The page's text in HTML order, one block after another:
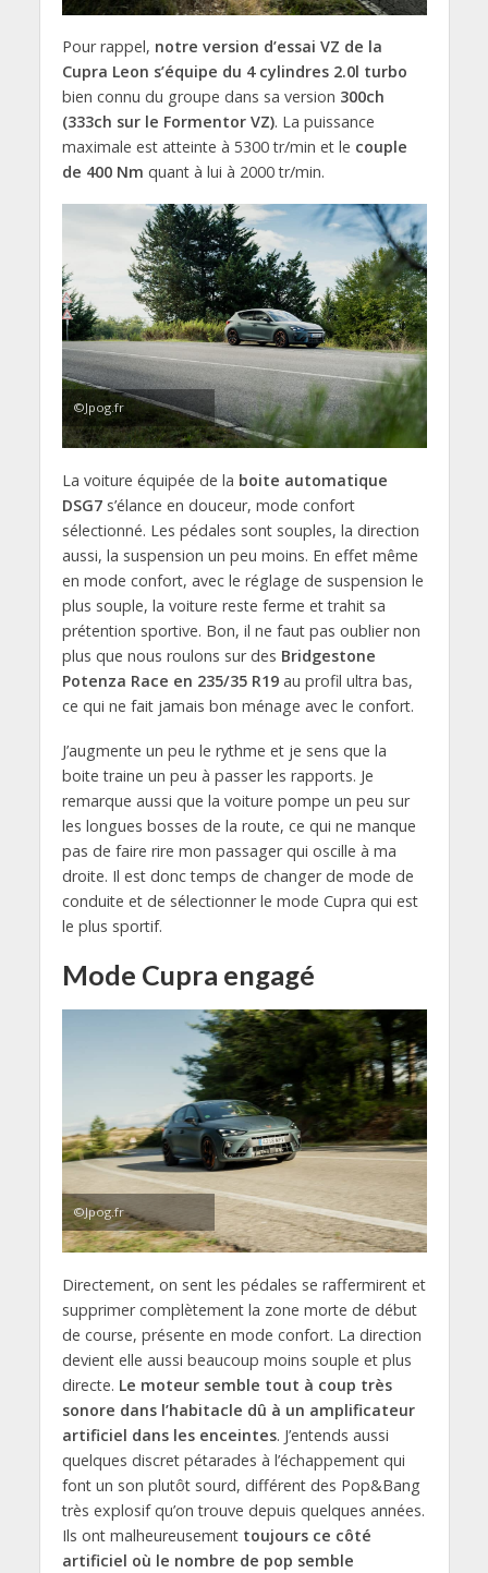
Pour rappel, notre version d’essai VZ de la
Cupra Leon s’équipe du 4 cylindres 2.0l turbo
bien connu du groupe dans sa version 300ch
(333ch sur le Formentor VZ). La puissance
maximale est atteinte à 5300 tr/min et le couple
de 400 Nm quant à lui à 2000 tr/min.
©Jpog.fr
La voiture équipée de la boite automatique
DSG7s’élance en douceur, mode confort
sélectionné. Les pédales sont souples, la direction
aussi, la suspension un peu moins. En effet même
en mode confort, avec le réglage de suspension le
plus souple, la voiture reste ferme et trahit sa
prétention sportive. Bon, il ne faut pas oublier non
plus que nous roulons sur des Bridgestone
Potenza Race en 235/35 R19au profil ultra bas,
ce qui ne fait jamais bon ménage avec le confort.
J’augmente un peu le rythme et je sens que la
boite traine un peu à passer les rapports. Je
remarque aussi que la voiture pompe un peu sur
les longues bosses de la route, ce qui ne manque
pas de faire rire mon passager qui oscille à ma
droite. Il est donc temps de changer de mode de
conduite et de sélectionner le mode Cupra qui est
le plus sportif.
Mode Cupra engagé
©Jpog.fr
Directement, on sent les pédales se raffermirent et
supprimer complètement la zone morte de début
de course, présente en mode confort. La direction
devient elle aussi beaucoup moins souple et plus
directe. Le moteur semble tout à coup très
sonore dans l’habitacle dû à un amplificateur
artificiel dans les enceintes. J’entends aussi
quelques discret pétarades à l’échappement qui
font un son plutôt sourd, différent des Pop&Bang
très explosif qu’on trouve depuis quelques années.
Ils ont malheureusement toujours ce côté
artificiel où le nombre de pop semble